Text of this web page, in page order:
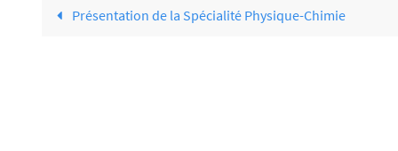
Présentation de la Spécialité Physique-Chimie